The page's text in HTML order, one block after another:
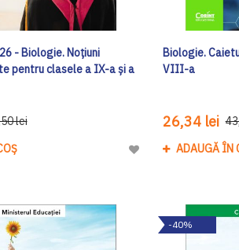
- Biologie. Noțiuni
pentru clasele a IX-a și a
lei
Adaugă
Dorinte
Biologie.
VIII-a
26,34 lei
ADAUGĂ ÎN
-40%